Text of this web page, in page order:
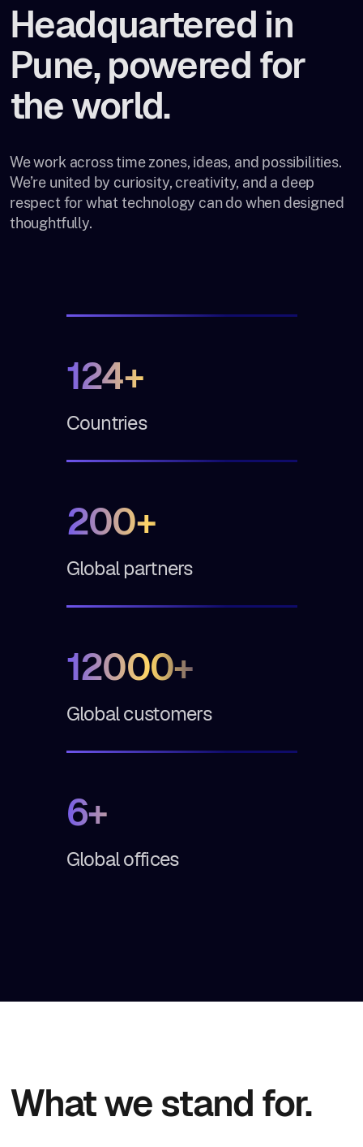
Headquartered in
Pune, powered for
the world.
We work across time zones, ideas, and possibilities.
We’re united by curiosity, creativity, and a deep
respect for what technology can do when designed
thoughtfully.
124+
Countries
200+
Global partners
12000+
Global customers
6+
Global offices
What we stand for.